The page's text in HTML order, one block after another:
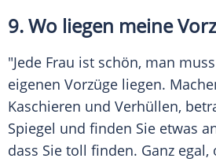
9. Wo liegen meine
"Jede Frau ist schön, man
eigenen Vorzüge liegen.
Kaschieren und Verhüllen,
Spiegel und finden Sie etwas
dass Sie toll finden. Ganz egal,